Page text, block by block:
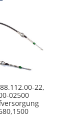
22,
02500